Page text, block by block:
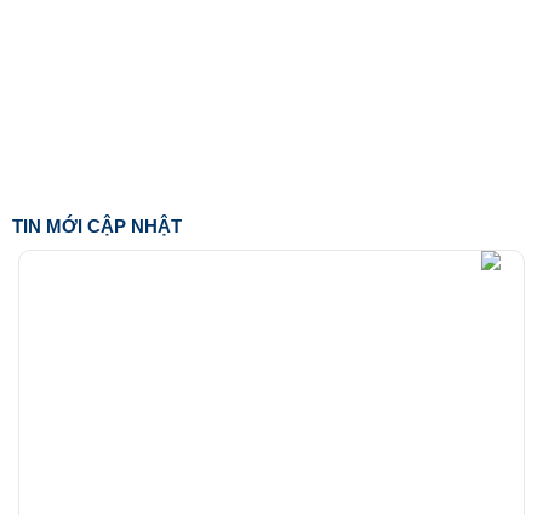
TIN MỚI CẬP NHẬT